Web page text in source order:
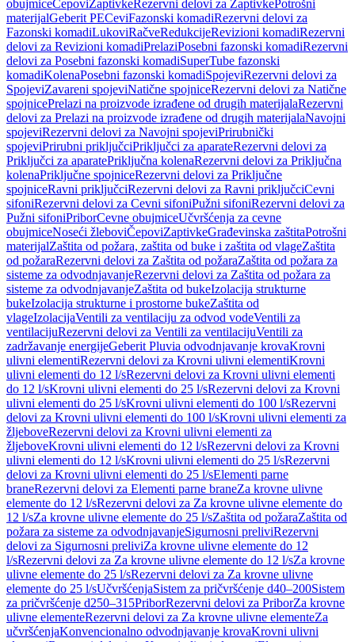
obujmiceČepoviZaptivkeRezervni delovi za ZaptivkePotrošni
materijalGeberit PECeviFazonski komadiRezervni delovi za
Fazonski komadiLukoviRačveRedukcijeRevizioni komadiRezervni
delovi za Revizioni komadiPrelaziPosebni fazonski komadiRezervni
delovi za Posebni fazonski komadiSuperTube fazonski
komadiKolenaPosebni fazonski komadiSpojeviRezervni delovi za
SpojeviZavareni spojeviNatične spojniceRezervni delovi za Natične
spojnicePrelazi na proizvode izrađene od drugih materijalaRezervni
delovi za Prelazi na proizvode izrađene od drugih materijalaNavojni
spojeviRezervni delovi za Navojni spojeviPrirubnički
spojeviPrirubni priključciPriključci za aparateRezervni delovi za
Priključci za aparatePriključna kolenaRezervni delovi za Priključna
kolenaPriključne spojniceRezervni delovi za Priključne
spojniceRavni priključciRezervni delovi za Ravni priključciCevni
sifoniRezervni delovi za Cevni sifoniPužni sifoniRezervni delovi za
Pužni sifoniPriborCevne obujmiceUčvršćenja za cevne
obujmiceNoseći žleboviČepoviZaptivkeGrađevinska zaštitaPotrošni
materijalZaštita od požara, zaštita od buke i zaštita od vlageZaštita
od požaraRezervni delovi za Zaštita od požaraZaštita od požara za
sisteme za odvodnjavanjeRezervni delovi za Zaštita od požara za
sisteme za odvodnjavanjeZaštita od bukeIzolacija strukturne
bukeIzolacija strukturne i prostorne bukeZaštita od
vlageIzolacijaVentili za ventilaciju za odvod vodeVentili za
ventilacijuRezervni delovi za Ventili za ventilacijuVentili za
zadržavanje energijeGeberit Pluvia odvodnjavanje krovaKrovni
ulivni elementiRezervni delovi za Krovni ulivni elementiKrovni
ulivni elementi do 12 l/sRezervni delovi za Krovni ulivni elementi
do 12 l/sKrovni ulivni elementi do 25 l/sRezervni delovi za Krovni
ulivni elementi do 25 l/sKrovni ulivni elementi do 100 l/sRezervni
delovi za Krovni ulivni elementi do 100 l/sKrovni ulivni elementi za
žljeboveRezervni delovi za Krovni ulivni elementi za
žljeboveKrovni ulivni elementi do 12 l/sRezervni delovi za Krovni
ulivni elementi do 12 l/sKrovni ulivni elementi do 25 l/sRezervni
delovi za Krovni ulivni elementi do 25 l/sElementi parne
braneRezervni delovi za Elementi parne braneZa krovne ulivne
elemente do 12 l/sRezervni delovi za Za krovne ulivne elemente do
12 l/sZa krovne ulivne elemente do 25 l/sZaštita od požaraZaštita od
požara za sisteme za odvodnjavanjeSigurnosni preliviRezervni
delovi za Sigurnosni preliviZa krovne ulivne elemente do 12
l/sRezervni delovi za Za krovne ulivne elemente do 12 l/sZa krovne
ulivne elemente do 25 l/sRezervni delovi za Za krovne ulivne
elemente do 25 l/sUčvršćenjaSistem za pričvršćenje d40–200Sistem
za pričvršćenje d250–315PriborRezervni delovi za PriborZa krovne
ulivne elementeRezervni delovi za Za krovne ulivne elementeZa
učvršćenjaKonvencionalno odvodnjavanje krovaKrovni ulivni